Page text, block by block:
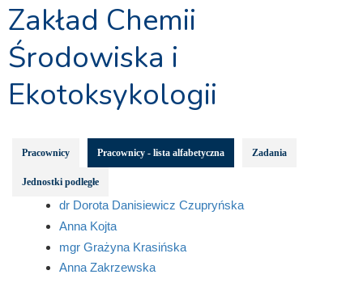
Zakład Chemii
Środowiska i
Ekotoksykologii
Pracownicy Pracownicy - lista alfabetyczna Zadania
Jednostki podległe
dr Dorota Danisiewicz Czupryńska
Anna Kojta
mgr Grażyna Krasińska
Anna Zakrzewska